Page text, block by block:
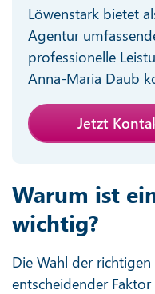
Löwenstark bietet
Agentur
professionelle
Anna-Maria Daub
Jetzt
Warum ist
wichtig?
Die Wahl der
entscheidender